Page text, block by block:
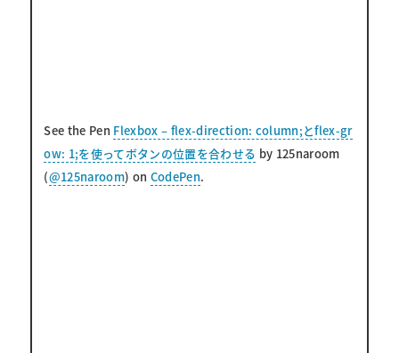
See the Pen Flexbox – flex-direction: column;とflex-gr
ow: 1;を使ってボタンの位置を合わせる by 125naroom
(@125naroom) on CodePen.